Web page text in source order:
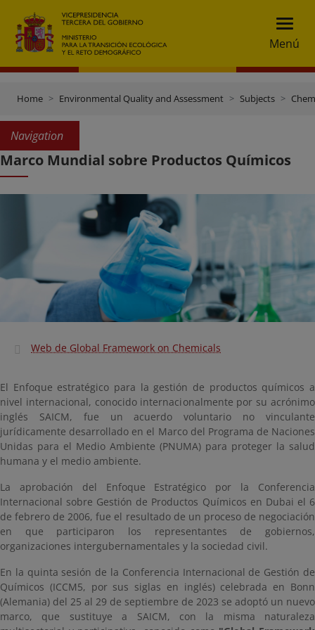
Menú
Home Environmental Quality and Assessment Subjects
Navigation
Marco Mundial sobre Productos Químicos
Web de Global Framework on Chemicals
El Enfoque estratégico para la gestión de productos químicos a
nivel internacional, conocido internacionalmente por su acrónimo
inglés SAICM, fue un acuerdo voluntario no vinculante
jurídicamente desarrollado en el Marco del Programa de Naciones
Unidas para el Medio Ambiente (PNUMA) para proteger la salud
humana y el medio ambiente.
La aprobación del Enfoque Estratégico por la Conferencia
Internacional sobre Gestión de Productos Químicos en Dubai el 6
de febrero de 2006, fue el resultado de un proceso de negociación
en que participaron los representantes de gobiernos,
organizaciones intergubernamentales y la sociedad civil.
En la quinta sesión de la Conferencia Internacional de Gestión de
Químicos (ICCM5, por sus siglas en inglés) celebrada en Bonn
(Alemania) del 25 al 29 de septiembre de 2023 se adoptó un nuevo
marco, que sustituye a SAICM, con la misma naturaleza